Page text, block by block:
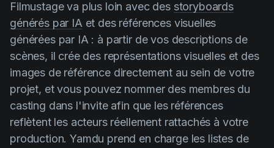
Filmustage va plus loin avec des storyboards
générés par IAet des références visuelles
générées par IA : à partir de vos descriptions de
scènes, il crée des représentations visuelles et des
images de référence directement au sein de votre
projet, et vous pouvez nommer des membres du
casting dans l'invite afin que les références
reflètent les acteurs réellement rattachés à votre
production. Yamdu prend en charge les listes de